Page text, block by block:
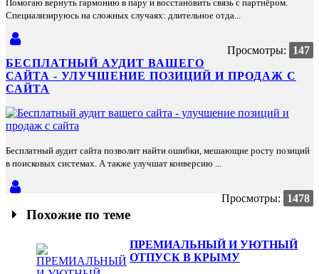
Помогаю вернуть гармонию в пару и восстановить связь с партнёром.
Специализируюсь на сложных случаях: длительное отда...
Просмотры:
147
БЕСПЛАТНЫЙ АУДИТ ВАШЕГО
САЙТА - УЛУЧШЕНИЕ ПОЗИЦИЙ И ПРОДАЖ С
САЙТА
Бесплатный аудит сайта позволит найти ошибки, мешающие росту позиций
в поисковых системах. А также улучшат конверсию ...
Просмотры: 1478
Похожие по теме
ПРЕМИАЛЬНЫЙ И УЮТНЫЙ
ОТПУСК В КРЫМУ